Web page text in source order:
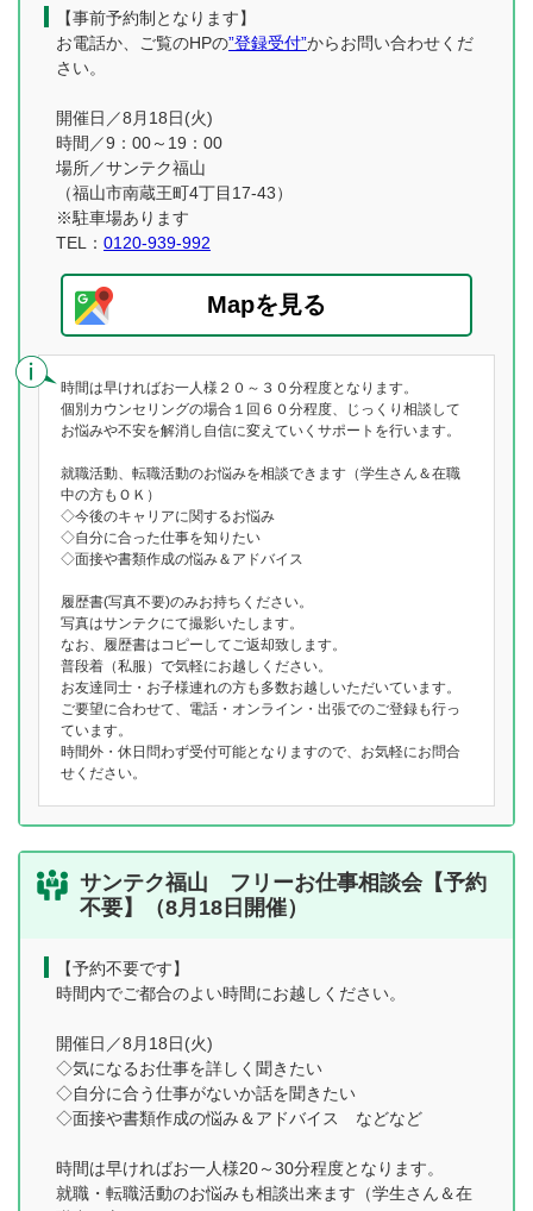
【事前予約制となります】
お電話か、ご覧のHPの”登録受付”からお問い合わせくだ
さい。
開催日／8月18日(火)
時間／9：00～19：00
場所／サンテク福山
（福山市南蔵王町4丁目17-43）
※駐車場あります
TEL： 0120-939-992
Mapを見る
時間は早ければお一人様２０～３０分程度となります。
個別カウンセリングの場合１回６０分程度、じっくり相談して
お悩みや不安を解消し自信に変えていくサポートを行います。
就職活動、転職活動のお悩みを相談できます（学生さん＆在職
中の方もＯＫ）
◇今後のキャリアに関するお悩み
◇自分に合った仕事を知りたい
◇面接や書類作成の悩み＆アドバイス
履歴書(写真不要)のみお持ちください。
写真はサンテクにて撮影いたします。
なお、履歴書はコピーしてご返却致します。
普段着（私服）で気軽にお越しください。
お友達同士・お子様連れの方も多数お越しいただいています。
ご要望に合わせて、電話・オンライン・出張でのご登録も行っ
ています。
時間外・休日問わず受付可能となりますので、お気軽にお問合
せください。
サンテク福山 フリーお仕事相談会【予約
不要】（8月18日開催）
【予約不要です】
時間内でご都合のよい時間にお越しください。
開催日／8月18日(火)
◇気になるお仕事を詳しく聞きたい
◇自分に合う仕事がないか話を聞きたい
◇面接や書類作成の悩み＆アドバイス などなど
時間は早ければお一人様20～30分程度となります。
就職・転職活動のお悩みも相談出来ます（学生さん＆在